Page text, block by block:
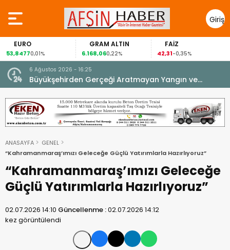
Giriş
Yap
0,01%
GRAM ALTIN
6.168,060,22%
FAİZ
-0,35%
6 Ağustos 2026 - 16:25
Büyükşehirden Gerçeği Aratmayan Yangın ve
Kurtarma Tatbikatı.
ANASAYFA
GENEL
“Kahramanmaraş’ımızı Geleceğe Güçlü Yatırımlarla Hazırlıyoruz”
“Kahramanmaraş’ımızı Geleceğe
Güçlü Yatırımlarla Hazırlıyoruz”
02.07.2026 14:10 Güncellenme :02.07.2026 14:12
kez görüntülendi